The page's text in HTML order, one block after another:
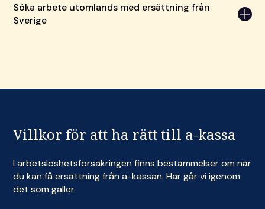
Söka arbete utomlands med ersättning från
Sverige
Carousel items
Villkor för att ha rätt till a-kassa
I arbetslöshetsförsäkringen finns bestämmelser om när
du kan få ersättning från a-kassan. Här går vi igenom
det som gäller.